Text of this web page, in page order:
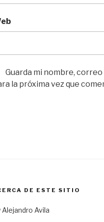
Guarda mi nombre,
la próxima vez que
DE ESTE SITIO
Alejandro Avila